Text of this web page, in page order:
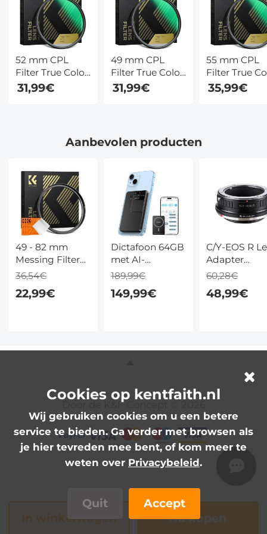
52 mm CPL
Filter True Color
Circulair
Coating Voor
Cameralenzen
31,99€
49 mm CPL
Filter True Color
Circulair
Coating Voor
Cameralenzen
31,99€
55 mm CPL
Filter True
Circulair
35,99€
Aanbevolen producten
49 - 82 mm
Messing Filter
Adapter Ring,
Compatibel Met
36,54€
22,99€
Dictafoon 64GB
met AI-
Transcriptie en
MagSafe, 107
189,99€
149,99€
C/Y-EOS R
Adapter
Handmatige
Compatibele
60,28€
48,99€
In winkelwagen Nu kopen
Door de K&F Concept © 2026
Cookies op kentfaith.nl
Wij gebruiken cookies om u een betere
service te bieden. Ga verder met browsen als
je hier tevreden mee bent, of kom meer te
weten over Privacybeleid.
Quit Accept